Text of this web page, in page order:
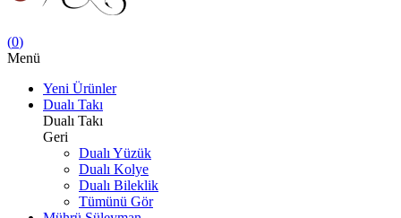
(0)
Menü
Yeni Ürünler
Dualı Takı
Dualı Takı
Geri
Dualı Yüzük
Dualı Kolye
Dualı Bileklik
Tümünü Gör